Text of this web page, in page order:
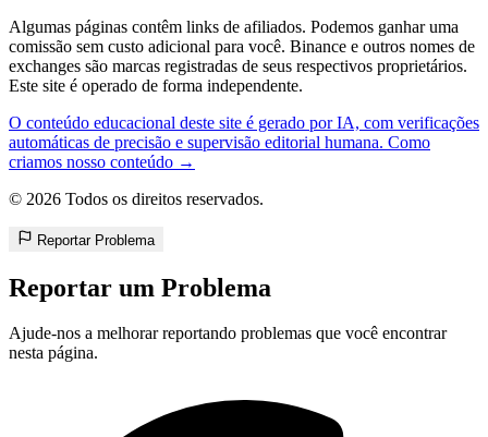
Algumas páginas contêm links de afiliados. Podemos ganhar uma
comissão sem custo adicional para você. Binance e outros nomes de
exchanges são marcas registradas de seus respectivos proprietários.
Este site é operado de forma independente.
O conteúdo educacional deste site é gerado por IA, com verificações
automáticas de precisão e supervisão editorial humana. Como
criamos nosso conteúdo →
© 2026 Todos os direitos reservados.
Reportar Problema
Reportar um Problema
Ajude-nos a melhorar reportando problemas que você encontrar
nesta página.